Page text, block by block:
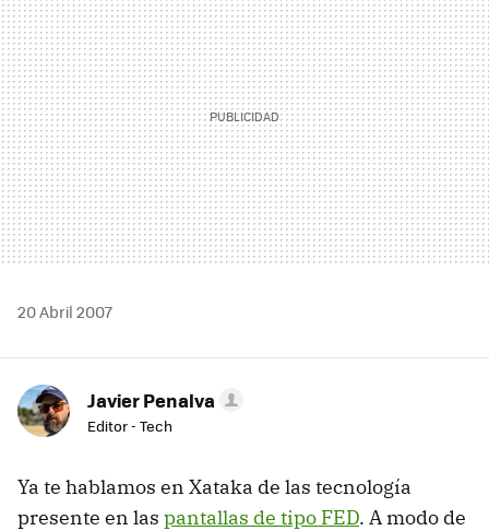
20 Abril 2007
Javier Penalva
Editor - Tech
Ya te hablamos en Xataka de las tecnología
presente en las pantallas de tipo FED. A modo de